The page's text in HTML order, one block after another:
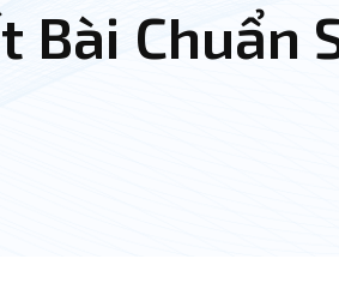
Bài Chuẩn